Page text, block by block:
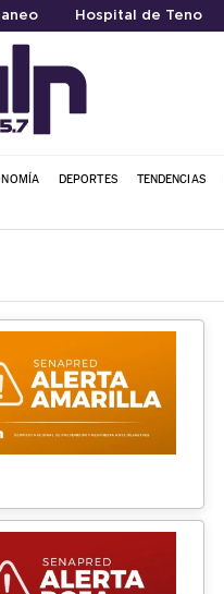
Hospital de Teno
DEPORTES TENDENCIAS